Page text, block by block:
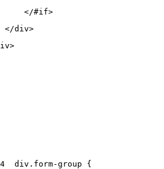
</#if>
</div>
div.form-group {